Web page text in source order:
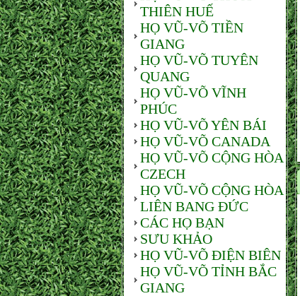
THIÊN HUẾ
HỌ VŨ-VÕ TIỀN
GIANG
HỌ VŨ-VÕ TUYÊN
QUANG
HỌ VŨ-VÕ VĨNH
PHÚC
HỌ VŨ-VÕ YÊN BÁI
HỌ VŨ-VÕ CANADA
HỌ VŨ-VÕ CỘNG HÒA
CZECH
HỌ VŨ-VÕ CỘNG HÒA
LIÊN BANG ĐỨC
CÁC HỌ BẠN
SƯU KHẢO
HỌ VŨ-VÕ ĐIỆN BIÊN
HỌ VŨ-VÕ TỈNH BẮC
GIANG